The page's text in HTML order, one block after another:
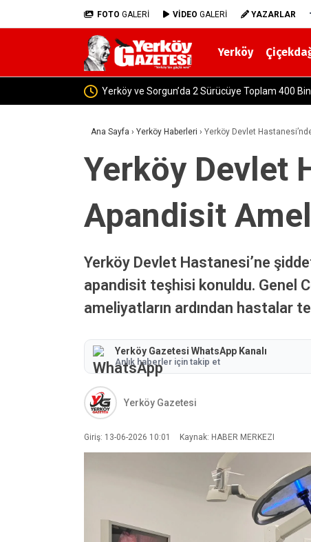
FOTO GALERİ VİDEO GALERİ YAZARLAR
Yerköy
Ana Sayfa › Yerköy Haberleri › Yerköy Devlet
Yerköy Devlet
Apandisit
Yerköy Devlet Hastanesi’ne
apandisit teşhisi konuldu. Genel
ameliyatların ardından hastalar
Yerköy Gazetesi WhatsApp Kanalı
Anlık haberler için takip et
Yerköy Gazetesi
Giriş: 13-06-2026 10:01 Kaynak: HABER MERKEZI